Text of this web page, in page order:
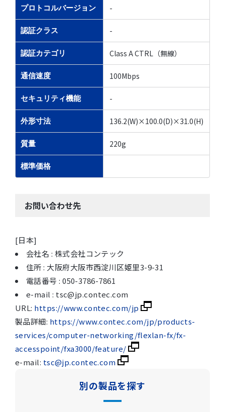
プロトコルバージョン -
認証クラス -
認証カテゴリ Class A CTRL（無線）
通信速度 100Mbps
セキュリティ機能 -
外形寸法 136.2(W)×100.0(D)×31.0(H)
質量 220g
標準価格
お問い合わせ先
[日本]
会社名 : 株式会社コンテック
住所 : 大阪府大阪市西淀川区姫里3-9-31
電話番号 : 050-3786-7861
e-mail : tsc@jp.contec.com
URL: https://www.contec.com/jp
製品詳細: https://www.contec.com/jp/products-
services/computer-networking/flexlan-fx/fx-
accesspoint/fxa3000/feature/
e-mail: tsc@jp.contec.com
別の製品を探す